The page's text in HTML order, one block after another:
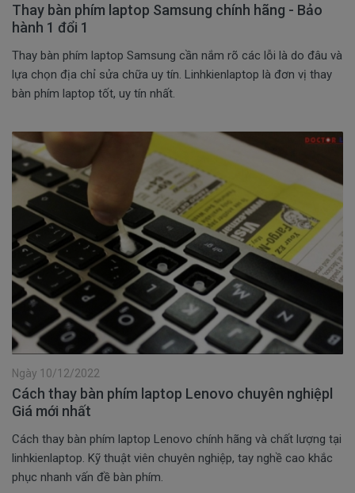
Thay bàn phím laptop Samsung chính hãng - Bảo
hành 1 đổi 1
Thay bàn phím laptop Samsung cần nắm rõ các lỗi là do đâu và
lựa chọn địa chỉ sửa chữa uy tín. Linhkienlaptop là đơn vị thay
bàn phím laptop tốt, uy tín nhất.
Cách thay bàn phím laptop Lenovo chuyên nghiệpl
Giá mới nhất
Ngày 10/12/2022
Cách thay bàn phím laptop Lenovo chính hãng và chất lượng tại
linhkienlaptop. Kỹ thuật viên chuyên nghiệp, tay nghề cao khắc
phục nhanh vấn đề bàn phím.